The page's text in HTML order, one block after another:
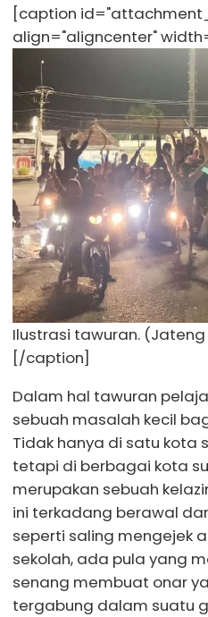
[caption
align="aligncenter"
Ilustrasi tawuran.
[/caption]
Dalam hal tawuran
sebuah masalah kecil
Tidak hanya di satu kota
tetapi di berbagai kota
merupakan sebuah
ini terkadang berawal
seperti saling mengejek
sekolah, ada pula yang
senang membuat onar
tergabung dalam suatu